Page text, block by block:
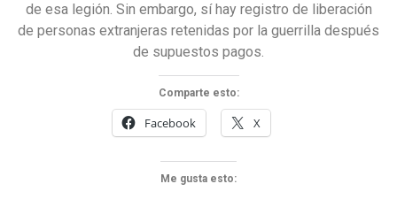
de esa legión. Sin embargo, sí hay registro de liberación
de personas extranjeras retenidas por la guerrilla después
de supuestos pagos.
Comparte esto:
Facebook X
Me gusta esto: